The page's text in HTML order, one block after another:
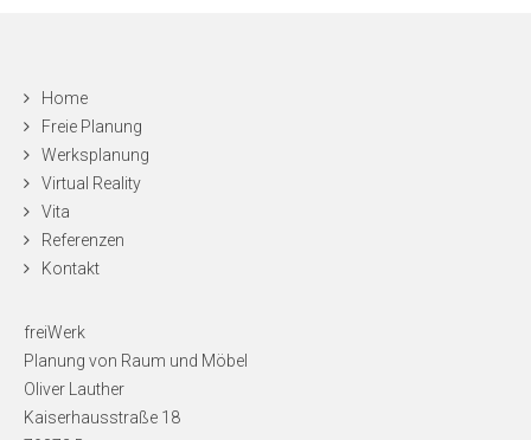
Home
Freie Planung
Werksplanung
Virtual Reality
Vita
Referenzen
Kontakt
freiWerk
Planung von Raum und Möbel
Oliver Lauther
Kaiserhausstraße 18